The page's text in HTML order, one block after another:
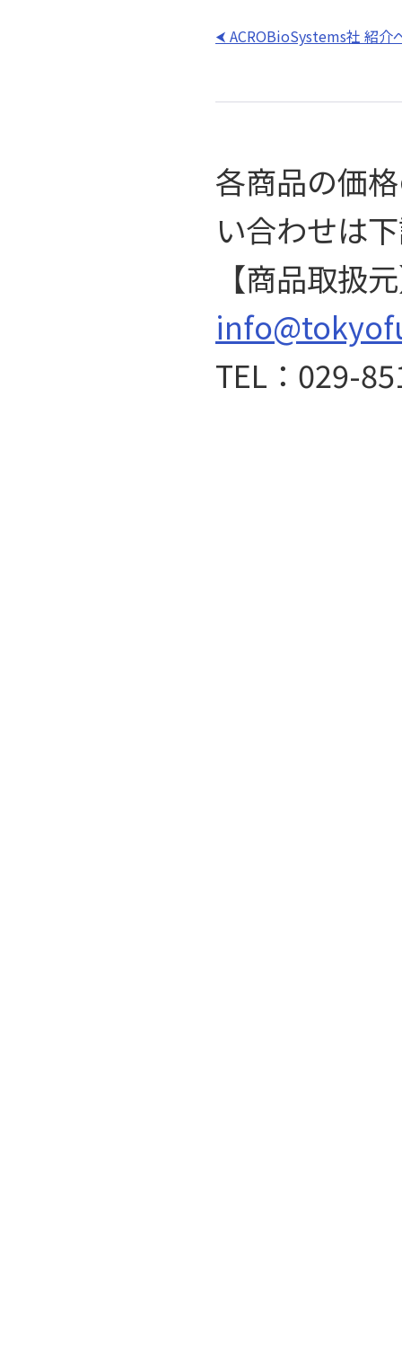
ACROBioSystems社 紹介
各商品の価
い合わせは
【商品取扱
TEL：029-